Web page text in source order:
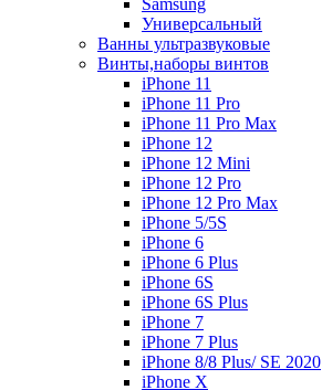
Samsung
Универсальный
Ванны ультразвуковые
Винты,наборы винтов
iPhone 11
iPhone 11 Pro
iPhone 11 Pro Max
iPhone 12
iPhone 12 Mini
iPhone 12 Pro
iPhone 12 Pro Max
iPhone 5/5S
iPhone 6
iPhone 6 Plus
iPhone 6S
iPhone 6S Plus
iPhone 7
iPhone 7 Plus
iPhone 8/8 Plus/ SE 2020
iPhone X